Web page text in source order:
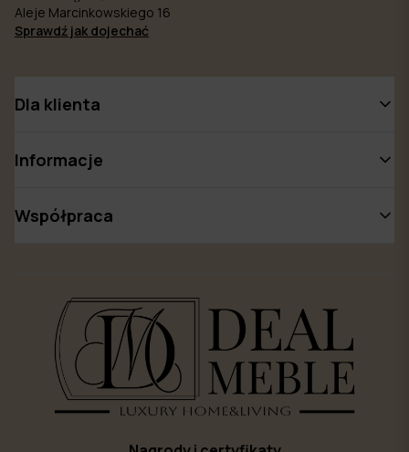
Aleje Marcinkowskiego 16
Sprawdź jak dojechać
Dla klienta
Informacje
Współpraca